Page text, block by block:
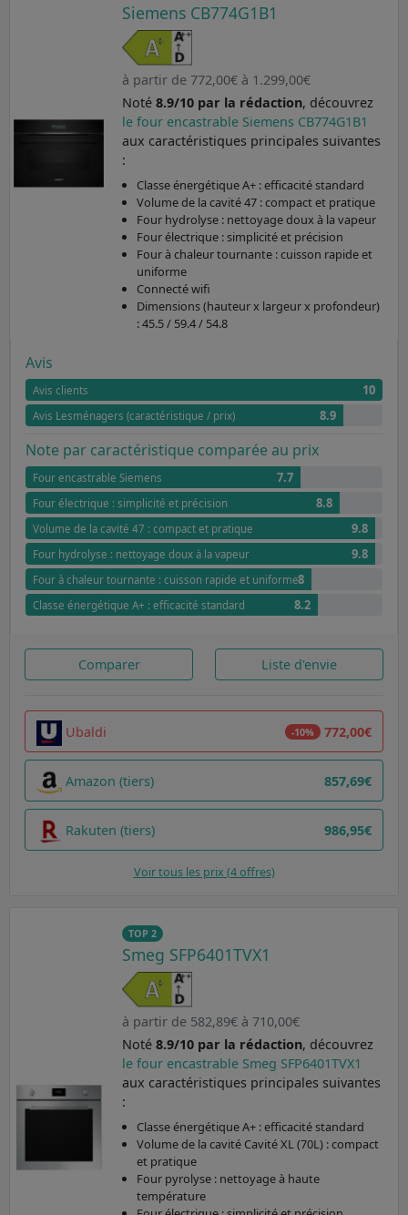
Siemens CB774G1B1
à partir de 772,00€ à 1.299,00€
Noté 8.9/10 par la rédaction, découvrez
le four encastrable Siemens CB774G1B1
aux caractéristiques principales suivantes
:
Classe énergétique A+ : efficacité standard
Volume de la cavité 47 : compact et pratique
Four hydrolyse : nettoyage doux à la vapeur
Four électrique : simplicité et précision
Four à chaleur tournante : cuisson rapide et
uniforme
Connecté wifi
Dimensions (hauteur x largeur x profondeur)
: 45.5 / 59.4 / 54.8
Avis
Avis clients 10
Avis Lesménagers (caractéristique / prix) 8.9
Note par caractéristique comparée au prix
Four encastrable Siemens 7.7
Four électrique : simplicité et précision 8.8
Volume de la cavité 47 : compact et pratique 9.8
Four hydrolyse : nettoyage doux à la vapeur 9.8
Four à chaleur tournante : cuisson rapide et uniforme8
Classe énergétique A+ : efficacité standard 8.2
Comparer Liste d'envie
Ubaldi -10% 772,00€
Amazon (tiers) 857,69€
Rakuten (tiers) 986,95€
Voir tous les prix (4 offres)
TOP 2
Smeg SFP6401TVX1
à partir de 582,89€ à 710,00€
Noté 8.9/10 par la rédaction, découvrez
le four encastrable Smeg SFP6401TVX1
aux caractéristiques principales suivantes
:
Classe énergétique A+ : efficacité standard
Volume de la cavité Cavité XL (70L) : compact
et pratique
Four pyrolyse : nettoyage à haute
température